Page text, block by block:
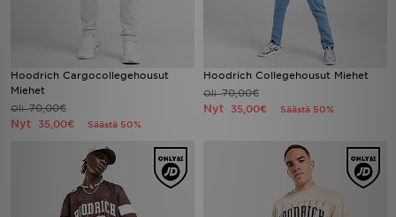
Hoodrich Cargocollegehousut
Miehet
Oli70,00€
Nyt 35,00€ Säästä 50%
Hoodrich Collegehousut Miehet
Oli70,00€
Nyt 35,00€ Säästä 50%